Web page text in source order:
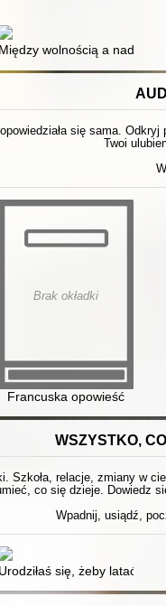
możliwych
Między wolnością a
się sama.
Twoi
Brak okładki
Francuska opowieść
WSZYSTKO,
Szkoła, relacje, zmiany w
co się dzieje. Dowiedz
Wpadnij, usiądź,
nastolatkiem : jak
Urodziłaś się, żeby latać :